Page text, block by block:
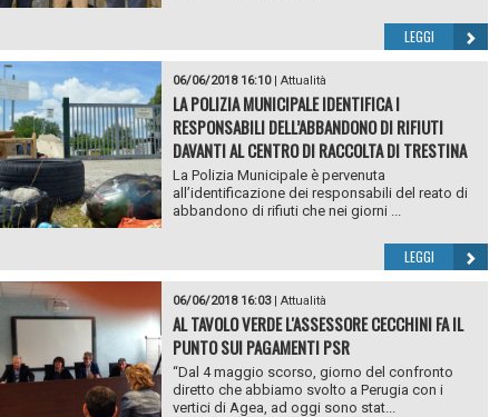
LEGGI
06/06/2018 16:10| Attualità
LA POLIZIA MUNICIPALE IDENTIFICA I
RESPONSABILI DELL’ABBANDONO DI RIFIUTI
DAVANTI AL CENTRO DI RACCOLTA DI TRESTINA
La Polizia Municipale è pervenuta
all’identificazione dei responsabili del reato di
abbandono di rifiuti che nei giorni ...
LEGGI
06/06/2018 16:03| Attualità
AL TAVOLO VERDE L'ASSESSORE CECCHINI FA IL
PUNTO SUI PAGAMENTI PSR
“Dal 4 maggio scorso, giorno del confronto
diretto che abbiamo svolto a Perugia con i
vertici di Agea, ad oggi sono stat...